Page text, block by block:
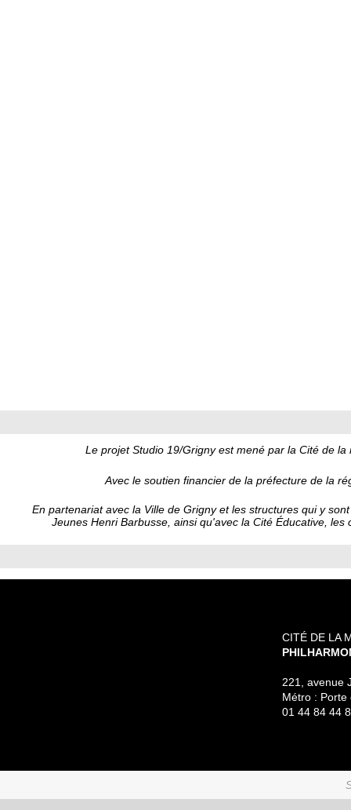
Le projet Studio 19/Grigny est mené par la Cité de
Avec le soutien financier de la préfecture de la
En partenariat avec la Ville de Grigny et les structures qui y
Jeunes Henri Barbusse, ainsi qu'avec la Cité Éducative,
CITÉ DE LA
221, avenue
Métro :
01 44 84 44